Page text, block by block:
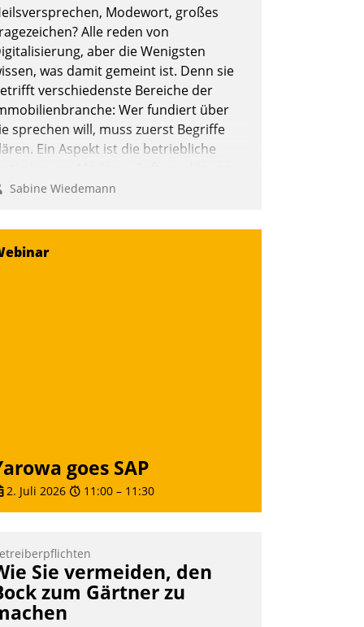
Modewort, großes
Alle reden von
aber die Wenigsten
was damit gemeint ist. Denn sie
verschiedenste Bereiche der
Wer fundiert über
sprechen will, muss zuerst Begriffe
Ein Aspekt ist die betriebliche
große Einsparungen durch
man darf nicht zu viel erwarten:
mit der Einführung einer neuen
Sabine Wiedemann
goes SAP
2. Juli 2026 11:00 – 11:30
Sie vermeiden, den
zum Gärtner zu